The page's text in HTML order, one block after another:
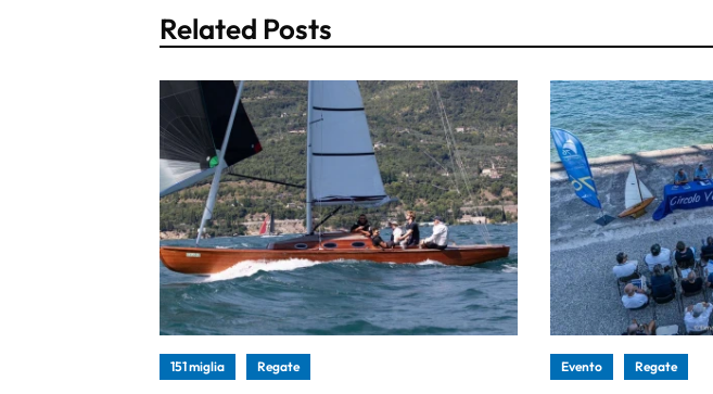
Related Posts
151 miglia Regate Evento Regate